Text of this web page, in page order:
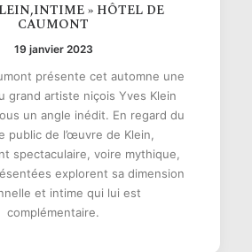
» HÔTEL DE
CAUMONT
19 janvier 2023
présente cet automne une
grand artiste niçois Yves Klein
un angle inédit. En regard du
public de l’œuvre de Klein,
spectaculaire, voire mythique,
explorent sa dimension
et intime qui lui est
complémentaire.